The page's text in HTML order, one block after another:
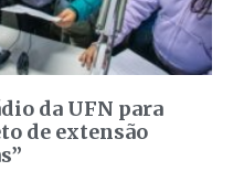
da UFN para
de extensão